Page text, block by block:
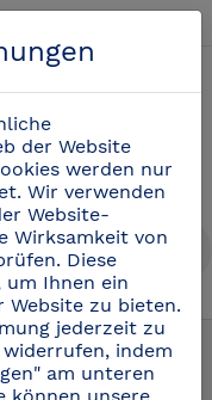
(42)
der Website
werden nur
Wir verwenden
Website-
Wirksamkeit von
Diese
Ihnen ein
Website zu bieten.
jederzeit zu
indem
am unteren